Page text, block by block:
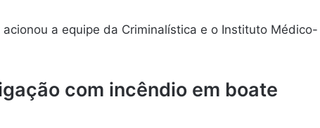
a equipe da Criminalística e o Instituto Médico-
com incêndio em boate